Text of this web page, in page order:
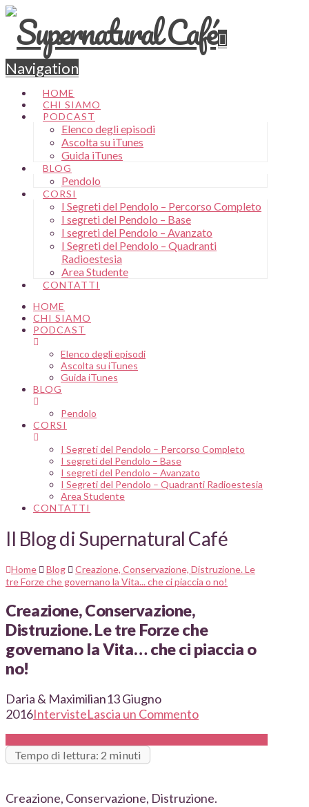
Navigation
HOME
CHI SIAMO
PODCAST
Elenco degli episodi
Ascolta su iTunes
Guida iTunes
BLOG
Pendolo
CORSI
I Segreti del Pendolo – Percorso Completo
I segreti del Pendolo – Base
I segreti del Pendolo – Avanzato
I Segreti del Pendolo – Quadranti
Radioestesia
Area Studente
CONTATTI
HOME
CHI SIAMO
PODCAST
Elenco degli episodi
Ascolta su iTunes
Guida iTunes
BLOG
Pendolo
CORSI
I Segreti del Pendolo – Percorso Completo
I segreti del Pendolo – Base
I segreti del Pendolo – Avanzato
I Segreti del Pendolo – Quadranti Radioestesia
Area Studente
CONTATTI
Il Blog di Supernatural Café
Home Blog
Creazione, Conservazione, Distruzione. Le
tre Forze che governano la Vita... che ci piaccia o no!
Creazione, Conservazione,
Distruzione. Le tre Forze che
governano la Vita… che ci piaccia o
no!
Daria & Maximilian13 Giugno
2016IntervisteLascia un Commento
Tempo di lettura: 2 minuti
Creazione, Conservazione, Distruzione.